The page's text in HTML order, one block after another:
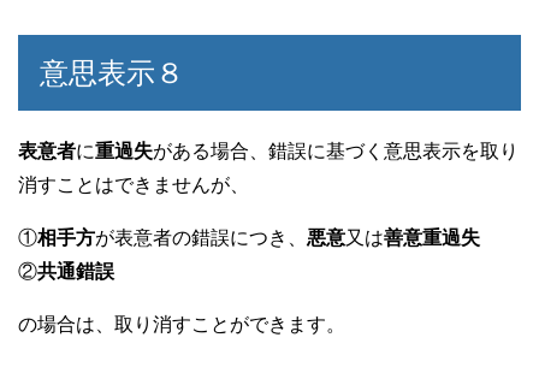
意思表示８
表意者に重過失がある場合、錯誤に基づく意思表示を取り
消すことはできませんが、
①相手方が表意者の錯誤につき、 悪意又は善意重過失
②共通錯誤
の場合は、取り消すことができます。